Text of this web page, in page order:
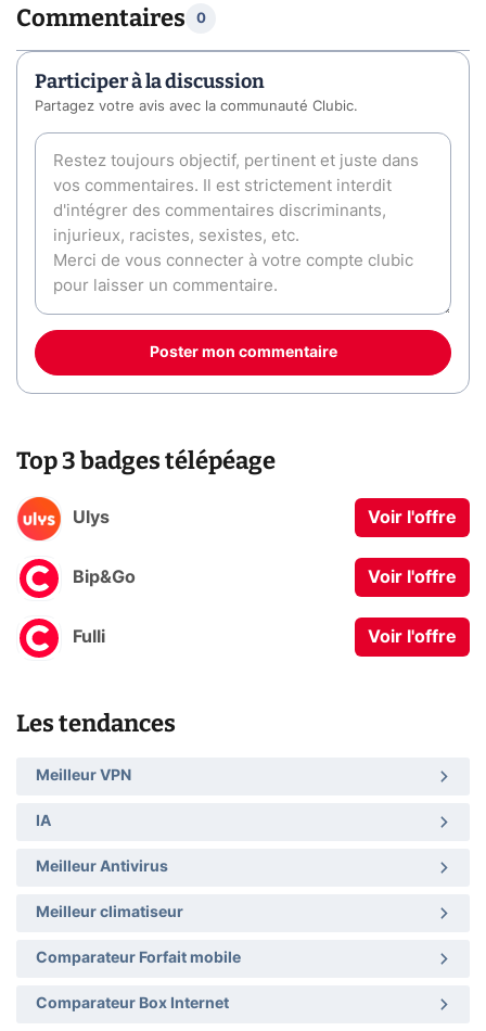
Commentaires 0
Participer à la discussion
Partagez votre avis avec la communauté Clubic.
Poster mon commentaire
Top 3 badges télépéage
Ulys Voir l'offre
Bip&Go Voir l'offre
Fulli Voir l'offre
Les tendances
Meilleur VPN
IA
Meilleur Antivirus
Meilleur climatiseur
Comparateur Forfait mobile
Comparateur Box Internet